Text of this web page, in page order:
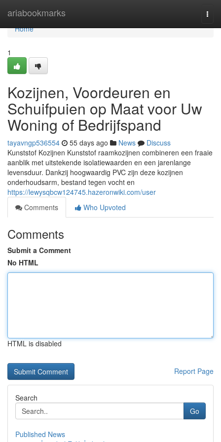
ariabookmarks
Home
Home
1
Kozijnen, Voordeuren en
Schuifpuien op Maat voor Uw
Woning of Bedrijfspand
tayavngp536554 55 days ago News
Discuss
Kunststof Kozijnen Kunststof raamkozijnen combineren een fraaie
aanblik met uitstekende isolatiewaarden en een jarenlange
levensduur. Dankzij hoogwaardig PVC zijn deze kozijnen
onderhoudsarm, bestand tegen vocht en
https://lewysqbcw124745.hazeronwiki.com/user
Comments
Who Upvoted
Comments
Submit a Comment
No HTML
HTML is disabled
Report Page
Search
Go
Published News